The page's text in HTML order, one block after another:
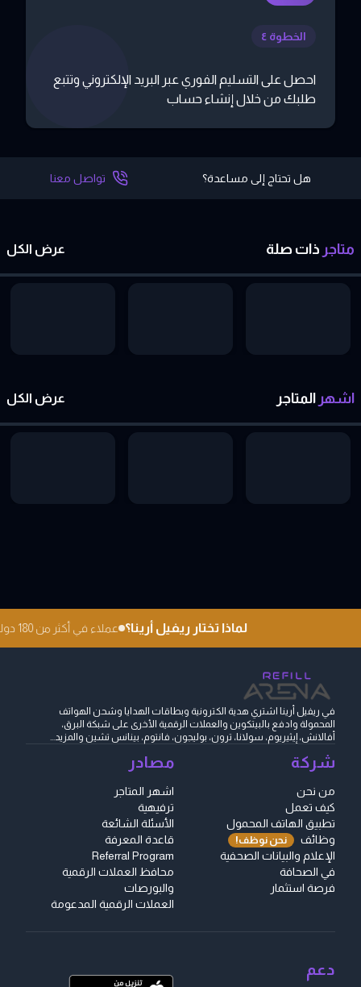
الخطوة ٤
احصل على التسليم الفوري عبر البريد الإلكتروني وتتبع
طلبك من خلال إنشاء حساب
هل تحتاج إلى مساعدة؟ تواصل معنا
متاجر ذات صلة عرض الكل
اشهر المتاجر عرض الكل
لماذا تختار ريفيل أرينا؟ عملاء في أكثر من 180 دولة
في ريفيل أرينا اشتري هدية الكترونية وبطاقات الهدايا وشحن الهواتف
المحمولة وادفع بالبيتكوين والعملات الرقمية الأخرى على شبكة البرق،
أفالانش، إيثيريوم، سولانا، ترون، بوليجون، فانتوم، بينانس تشين والمزيد...
شركة
من نحن
كيف تعمل
تطبيق الهاتف المحمول
وظائف
نحن نوظف!
الإعلام والبيانات الصحفية
في الصحافة
فرصة استثمار
مصادر
اشهر المتاجر
ترفيهية
الأسئلة الشائعة
قاعدة المعرفة
Referral Program
محافظ العملات الرقمية
والبورصات
العملات الرقمية المدعومة
دعم